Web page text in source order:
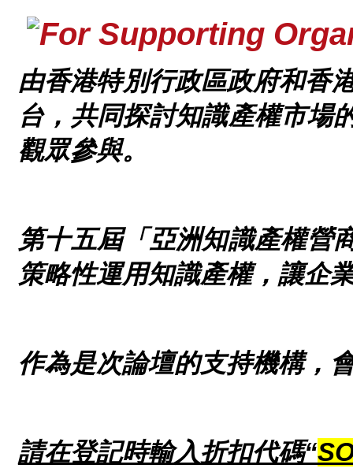
由香港特別行政區政府和香
台，共同探討知識產權市場
觀眾參與。
第十五屆「亞洲知識產權營
策略性運用知識產權，讓企
作為是次論壇的支持機構，
請在登記時輸入折扣代碼“